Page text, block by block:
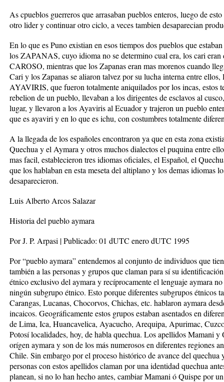
As cpueblos guerreros que arrasaban pueblos enteros, luego de
otro lider y continuar otro ciclo, a veces tambien desaparecian
En lo que es Puno existian en esos tiempos dos pueblos que
los ZAPANAS, cuyo idioma no se determino cual era, los cari
CAROSO, mientras que los Zapanas eran mas morenos cuando
Cari y los Zapanas se aliaron talvez por su lucha interna entre
AYAVIRIS, que fueron totalmente aniquilados por los incas, estos
rebelion de un pueblo, llevaban a los dirigentes de esclavos al
lugar, y llevaron a los Ayaviris al Ecuador y trajeron un pueblo
que es ayaviri y en lo que es ichu, con costumbres totalmente
A la llegada de los españoles encontraron ya que en esta zona
Quechua y el Aymara y otros muchos dialectos el puquina entre
mas facil, establecieron tres idiomas oficiales, el Español, el
que los hablaban en esta meseta del altiplano y los demas idiomas
desaparecieron.
Luis Alberto Arcos Salazar
Historia del pueblo aymara
Por J. P. Arpasi | Publicado: 01 dUTC enero dUTC 1995
Por “pueblo aymara” entendemos al conjunto de individuos que
también a las personas y grupos que claman para sí su
étnico exclusivo del aymara y recíprocamente el lenguaje aymara
ningún subgrupo étnico. Esto porque diferentes subgrupos étnicos
Carangas, Lucanas, Chocorvos, Chichas, etc. hablaron aymara
incaicos. Geográficamente estos grupos estaban asentados en
de Lima, Ica, Huancavelica, Ayacucho, Arequipa, Apurimac,
Potosí localidades, hoy, de habla quechua. Los apellidos Mamani
orígen aymara y son de los más numerosos en diferentes regiones
Chile. Sin embargo por el proceso histórico de avance del quechua
personas con estos apellidos claman por una identidad quechua
planean, si no lo han hecho antes, cambiar Mamani ó Quispe por